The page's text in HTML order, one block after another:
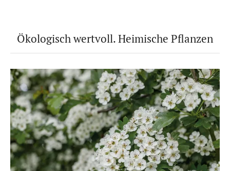
Ökologisch wertvoll. Heimische Pflanzen